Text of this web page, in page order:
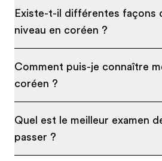
Existe-t-il différentes façons
niveau en coréen ?
Comment puis-je connaître
coréen ?
Quel est le meilleur examen
passer ?